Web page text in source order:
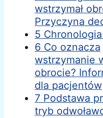
wstrzymał
Przyczyna
5
6 Co oznacza
wstrzymanie
obrocie?
dla pacjentów
7 Podstawa
tryb